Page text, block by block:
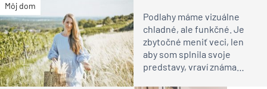
Môj dom
Podlahy máme vizuálne
chladné, ale funkčné. Je
zbytočné meniť veci, len
aby som splnila svoje
predstavy, vraví známa